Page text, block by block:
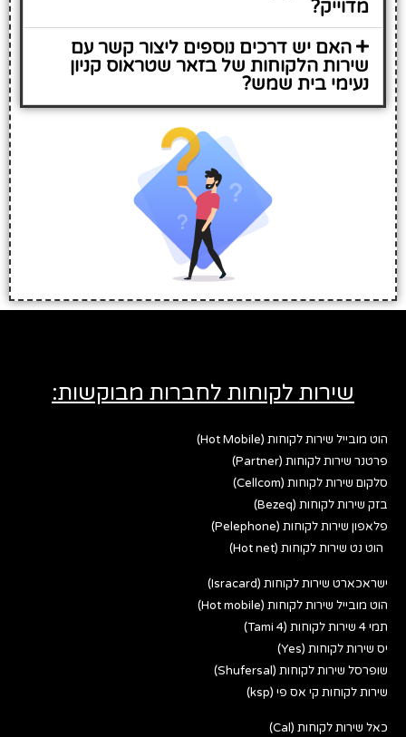
מדוייק?
האם יש דרכים נוספים ליצור קשר עם
שירות הלקוחות של בזאר שטראוס קניון
נעימי בית שמש?
שירות לקוחות לחברות מבוקשות:
הוט מובייל שירות לקוחות (Hot Mobile)
פרטנר שירות לקוחות (Partner)
סלקום שירות לקוחות (Cellcom)
בזק שירות לקוחות (Bezeq)
פלאפון שירות לקוחות (Pelephone)
הוט נט שירות לקוחות (Hot net)
ישראכארט שירות לקוחות (Isracard)
הוט מובייל שירות לקוחות (Hot mobile)
תמי 4 שירות לקוחות (Tami 4)
יס שירות לקוחות (Yes)
שופרסל שירות לקוחות (Shufersal)
שירות לקוחות קי אס פי (ksp)
כאל שירות לקוחות (Cal)